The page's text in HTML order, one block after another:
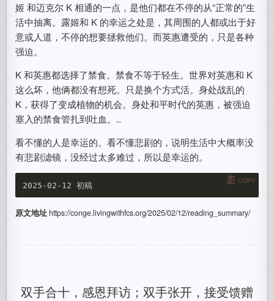
姬 和迈克尔 K 相通的一点，是他们都在不停的从“正常的”生
活中抽离。露姬和 K 的幸运之处是，其周围的人都或出于好
意或人道，不停的想要拯救他们。而英惠遭受的，只是各种
强迫。
K 和英惠都选择了禁食。禁食不等于轻生。世界对英惠和 K
这么坏，他俩都没有想死。只是换个方式活。身处战乱的
K，获得了变成植物的机会。身处和平时代的英惠，被强迫
塞入的禁食管扎到吐血。..
看不懂的人是幸运的。看不懂悲剧的，说明生活中大概率没
有悲剧滤镜，没经过太多难过，所以是幸运的。
COPY
原文地址https://conge.livingwithfcs.org/2025/02/12/reading_summary/
双手合十，感恩拜访；双手张开，接受馈赠